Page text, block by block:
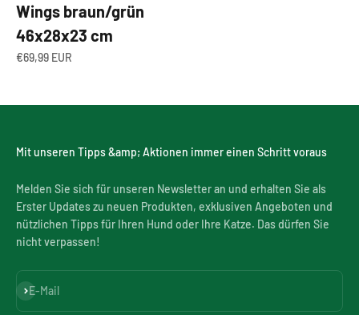
Wings braun/grün
46x28x23 cm
Angebot
€69,99 EUR
Mit unseren Tipps &amp; Aktionen immer einen Schritt voraus
Melden Sie sich für unseren Newsletter an und erhalten Sie als
Erster Updates zu neuen Produkten, exklusiven Angeboten und
nützlichen Tipps für Ihren Hund oder Ihre Katze. Das dürfen Sie
nicht verpassen!
E-Mail
Abonnieren